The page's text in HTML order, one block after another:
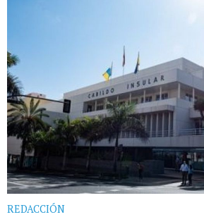
REDACCIÓN